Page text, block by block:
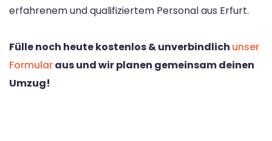
erfahrenem und qualifiziertem Personal aus Erfurt.
Fülle noch heute kostenlos & unverbindlich unser
Formularaus und wir planen gemeinsam deinen
Umzug!